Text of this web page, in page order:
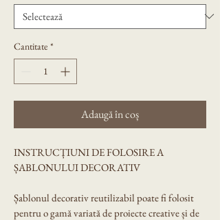
Cantitate *
Adaugă în coș
INSTRUCȚIUNI DE FOLOSIRE A
ȘABLONULUI DECORATIV
Șablonul decorativ reutilizabil poate fi folosit
pentru o gamă variată de proiecte creative și de